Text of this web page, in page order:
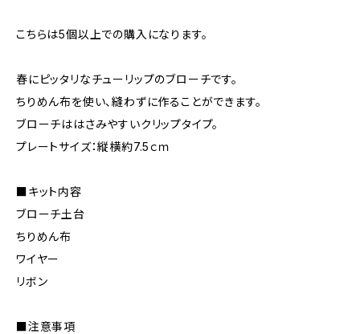
こちらは5個以上での購入になります。
春にピッタリなチューリップのブローチです。
ちりめん布を使い、縫わずに作ることができます。
ブローチははさみやすいクリップタイプ。
プレートサイズ：縦横約7.5ｃｍ
■キット内容
ブローチ土台
ちりめん布
ワイヤー
リボン
■注意事項